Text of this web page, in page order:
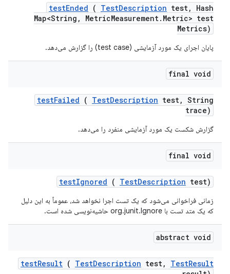
testEnded ( TestDescription test,
Hash
Map<String , MetricMeasurement. Metric> test
Metrics)
پایان اجرای یک مورد آزمایشی (test case) را گزارش می‌دهد.
final void
testFailed ( TestDescription test, String
trace)
گزارش شکست یک مورد آزمایشی منفرد را می‌دهد.
final void
testIgnored ( TestDescription test)
زمانی فراخوانی می‌شود که یک تست اجرا نخواهد شد، عموماً به این دلیل
که یک متد تست با org.junit.Ignore حاشیه‌نویسی شده است.
abstract void
testResult ( TestDescription test, TestResult